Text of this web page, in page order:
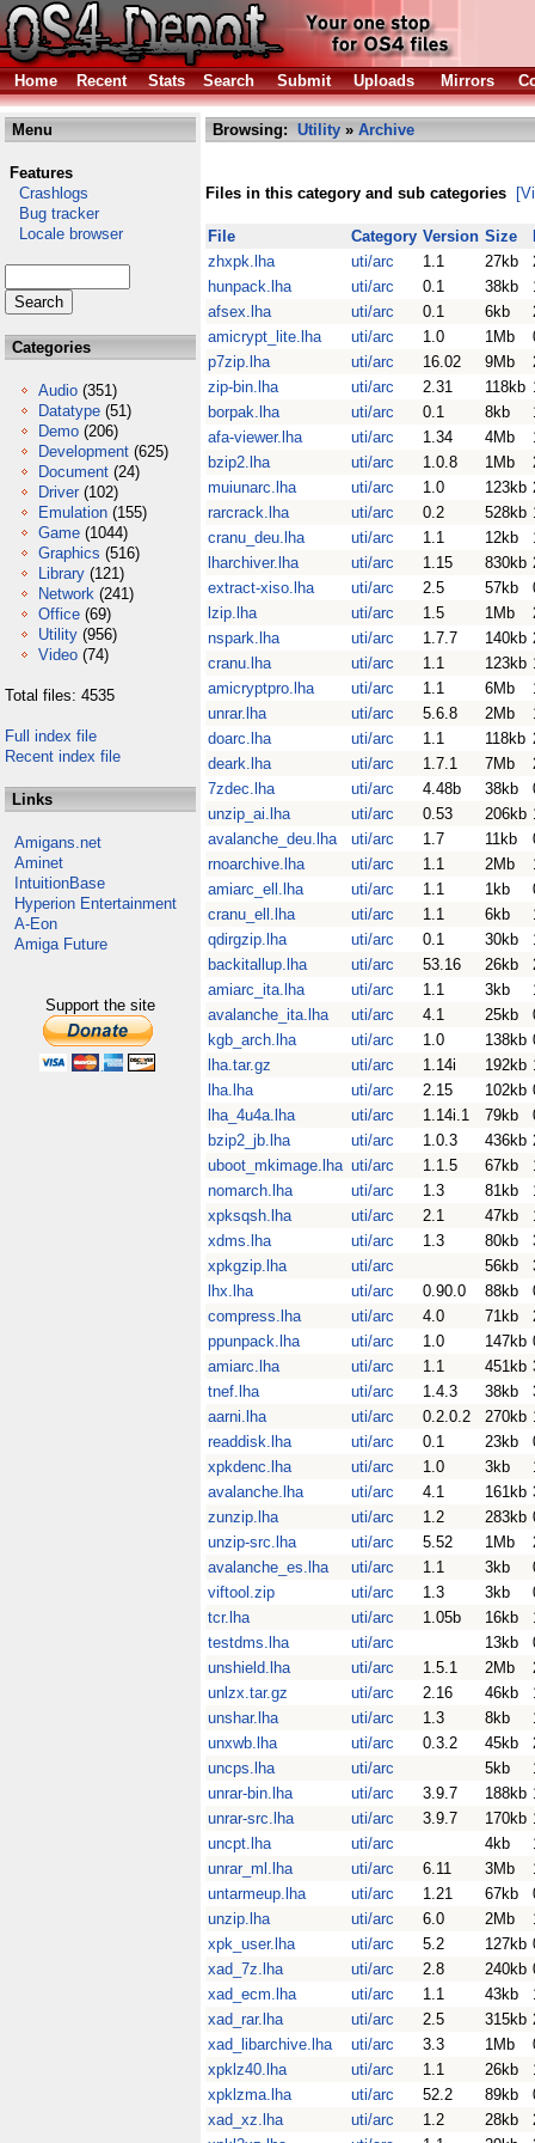
Home Recent Stats Search Submit Uploads Mirrors
Menu
Features
Crashlogs
Bug tracker
Locale browser
Categories
Audio (351)
Datatype (51)
Demo (206)
Development (625)
Document (24)
Driver (102)
Emulation (155)
Game (1044)
Graphics (516)
Library (121)
Network (241)
Office (69)
Utility (956)
Video (74)
Total files: 4535
Full index file
Recent index file
Links
Amigans.net
Aminet
IntuitionBase
Hyperion Entertainment
A-Eon
Amiga Future
Support the site
Browsing: Utility » Archive
Files in this category and sub categories
File Category Version Size
zhxpk.lha
uti/arc 1.1 27kb
hunpack.lha
uti/arc 0.1 38kb
afsex.lha
uti/arc 0.1 6kb
amicrypt_lite.lha
uti/arc 1.0 1Mb
p7zip.lha
uti/arc 16.02 9Mb
zip-bin.lha
uti/arc 2.31 118kb
borpak.lha
uti/arc 0.1 8kb
afa-viewer.lha
uti/arc 1.34 4Mb
bzip2.lha
uti/arc 1.0.8 1Mb
muiunarc.lha
uti/arc 1.0 123kb
rarcrack.lha
uti/arc 0.2 528kb
cranu_deu.lha
uti/arc 1.1 12kb
lharchiver.lha
uti/arc 1.15 830kb
extract-xiso.lha
uti/arc 2.5 57kb
lzip.lha
uti/arc 1.5 1Mb
nspark.lha
uti/arc 1.7.7 140kb
cranu.lha
uti/arc 1.1 123kb
amicryptpro.lha
uti/arc 1.1 6Mb
unrar.lha
uti/arc 5.6.8 2Mb
doarc.lha
uti/arc 1.1 118kb
deark.lha
uti/arc 1.7.1 7Mb
7zdec.lha
uti/arc 4.48b 38kb
unzip_ai.lha
uti/arc 0.53 206kb
avalanche_deu.lha
uti/arc 1.7 11kb
rnoarchive.lha
uti/arc 1.1 2Mb
amiarc_ell.lha
uti/arc 1.1 1kb
cranu_ell.lha
uti/arc 1.1 6kb
qdirgzip.lha
uti/arc 0.1 30kb
backitallup.lha
uti/arc 53.16 26kb
amiarc_ita.lha
uti/arc 1.1 3kb
avalanche_ita.lha
uti/arc 4.1 25kb
kgb_arch.lha
uti/arc 1.0 138kb
lha.tar.gz
uti/arc 1.14i 192kb
lha.lha
uti/arc 2.15 102kb
lha_4u4a.lha
uti/arc 1.14i.1 79kb
bzip2_jb.lha
uti/arc 1.0.3 436kb
uboot_mkimage.lha uti/arc 1.1.5 67kb
nomarch.lha
uti/arc 1.3 81kb
xpksqsh.lha
uti/arc 2.1 47kb
xdms.lha
uti/arc 1.3 80kb
xpkgzip.lha
uti/arc 56kb
lhx.lha
uti/arc 0.90.0 88kb
compress.lha
uti/arc 4.0 71kb
ppunpack.lha
uti/arc 1.0 147kb
amiarc.lha
uti/arc 1.1 451kb
tnef.lha
uti/arc 1.4.3 38kb
aarni.lha
uti/arc 0.2.0.2 270kb
readdisk.lha
uti/arc 0.1 23kb
xpkdenc.lha
uti/arc 1.0 3kb
avalanche.lha
uti/arc 4.1 161kb
zunzip.lha
uti/arc 1.2 283kb
unzip-src.lha
uti/arc 5.52 1Mb
avalanche_es.lha
uti/arc 1.1 3kb
viftool.zip
uti/arc 1.3 3kb
tcr.lha
uti/arc 1.05b 16kb
testdms.lha
uti/arc 13kb
unshield.lha
uti/arc 1.5.1 2Mb
unlzx.tar.gz
uti/arc 2.16 46kb
unshar.lha
uti/arc 1.3 8kb
unxwb.lha
uti/arc 0.3.2 45kb
uncps.lha
uti/arc 5kb
unrar-bin.lha
uti/arc 3.9.7 188kb
unrar-src.lha
uti/arc 3.9.7 170kb
uncpt.lha
uti/arc 4kb
unrar_ml.lha
uti/arc 6.11 3Mb
untarmeup.lha
uti/arc 1.21 67kb
unzip.lha
uti/arc 6.0 2Mb
xpk_user.lha
uti/arc 5.2 127kb
xad_7z.lha
uti/arc 2.8 240kb
xad_ecm.lha
uti/arc 1.1 43kb
xad_rar.lha
uti/arc 2.5 315kb
xad_libarchive.lha
uti/arc 3.3 1Mb
xpklz40.lha
uti/arc 1.1 26kb
xpklzma.lha
uti/arc 52.2 89kb
xad_xz.lha
uti/arc 1.2 28kb